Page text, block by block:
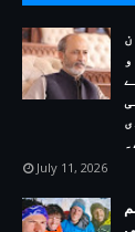
July 11, 2026